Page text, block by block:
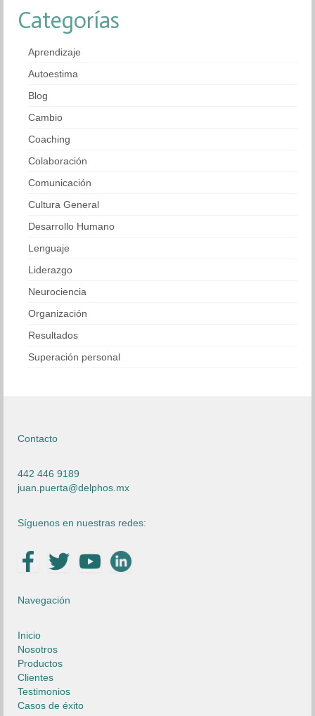
Categorías
Aprendizaje
Autoestima
Blog
Cambio
Coaching
Colaboración
Comunicación
Cultura General
Desarrollo Humano
Lenguaje
Liderazgo
Neurociencia
Organización
Resultados
Superación personal
Contacto
442 446 9189
juan.puerta@delphos.mx
Síguenos en nuestras redes:
Navegación
Inicio
Nosotros
Productos
Clientes
Testimonios
Casos de éxito